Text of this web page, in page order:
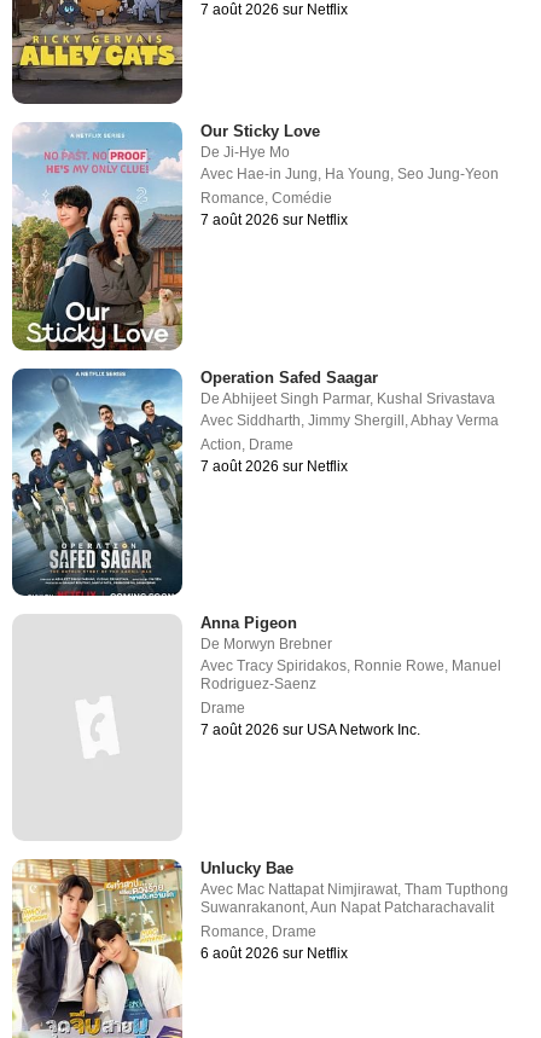
7 août 2026 sur Netflix
Our Sticky Love
DeJi-Hye Mo
Avec Hae-in Jung, Ha Young,Seo Jung-Yeon
Romance,Comédie
7 août 2026 sur Netflix
Operation Safed Saagar
DeAbhijeet Singh Parmar, Kushal Srivastava
AvecSiddharth ,Jimmy Shergill ,Abhay Verma
Action Drame
7 août 2026 sur Netflix
Anna Pigeon
De Morwyn Brebner
AvecTracy Spiridakos, Ronnie Rowe, Manuel
Rodriguez-Saenz
Drame
7 août 2026 sur USA Network Inc.
Unlucky Bae
Avec Mac Nattapat Nimjirawat,Tham Tupthong
Suwanrakanont,Aun Napat Patcharachavalit
Romance, Drame
6 août 2026 sur Netflix